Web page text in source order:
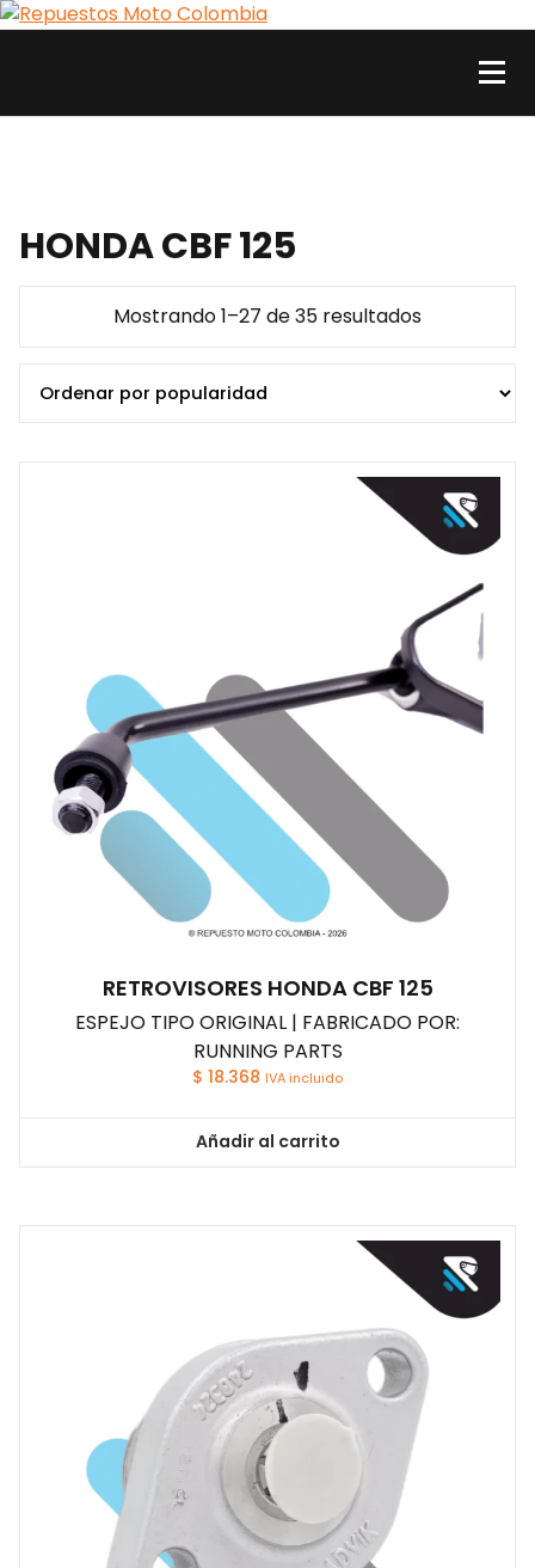
Skip
Repuestos Moto Colombia
HONDA CBF 125
Mostrando 1–27 de 35 resultadosSorted
RETROVISORES HONDA CBF 125
ESPEJO TIPO ORIGINAL | FABRICADO POR:
RUNNING PARTS
$ 18.368 IVA incluido
Añadir al carrito